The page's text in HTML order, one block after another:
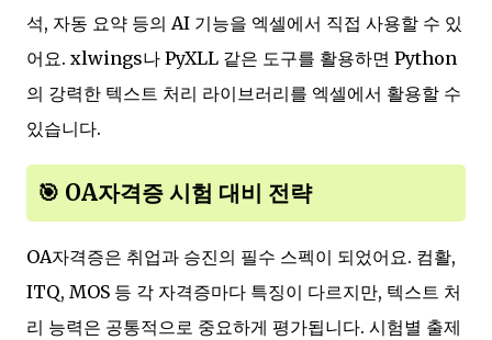
석, 자동 요약 등의 AI 기능을 엑셀에서 직접 사용할 수 있
어요. xlwings나 PyXLL 같은 도구를 활용하면 Python
의 강력한 텍스트 처리 라이브러리를 엑셀에서 활용할 수
있습니다.
🎯 OA자격증 시험 대비 전략
OA자격증은 취업과 승진의 필수 스펙이 되었어요. 컴활,
ITQ, MOS 등 각 자격증마다 특징이 다르지만, 텍스트 처
리 능력은 공통적으로 중요하게 평가됩니다. 시험별 출제